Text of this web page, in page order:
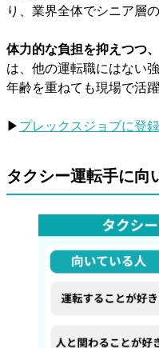
り、業界全体でシニア層
体力的な負担を抑えつつ
は、他の運転職にはない
年齢を重ねても現場で活
▶ プレックスジョブに登
タクシー運転手に向